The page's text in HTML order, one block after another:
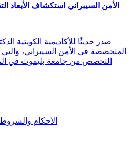
الأمن السيبراني استكشاف الأبعاد
المتخصصة في الأمن السيبراني،
التخصص من جامعة بليموث في
الأحكام والشروط